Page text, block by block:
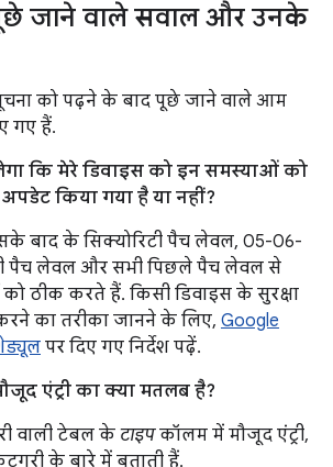
जाने वाले सवाल और उनके
को पढ़ने के बाद पूछे जाने वाले आम
गए हैं.
कि मेरे डिवाइस को इन समस्याओं को
किया गया है या नहीं?
बाद के सिक्योरिटी पैच लेवल, 05-06-
पैच लेवल और सभी पिछले पैच लेवल से
ठीक करते हैं. किसी डिवाइस के सुरक्षा
का तरीका जानने के लिए, Google
पर दिए गए निर्देश पढ़ें.
एंट्री का क्या मतलब है?
वाली टेबल के टाइपकॉलम में मौजूद एंट्री,
के बारे में बताती हैं.